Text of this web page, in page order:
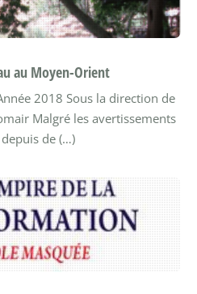
au Moyen-Orient
2018 Sous la direction de
Malgré les avertissements
de (…)